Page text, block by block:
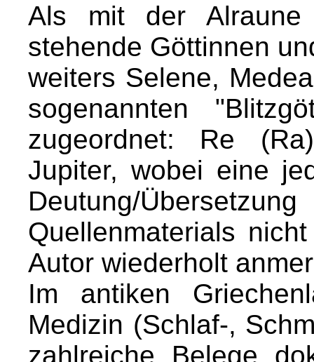
Als mit der Alraune
stehende Göttinnen
weiters Selene,
sogenannten
zugeordnet: Re
Jupiter, wobei eine
Deutung/
Quellenmaterials
Autor wiederholt
Im antiken
Medizin (Schlaf-,
zahlreiche Belege